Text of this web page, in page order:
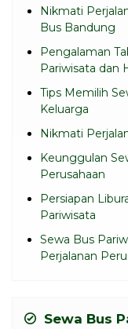
Nikmati
Bus Bandung
Pengalaman
Pariwisata dan
Tips Memilih
Keluarga
Nikmati
Keunggulan
Perusahaan
Persiapan
Pariwisata
Sewa Bus
Perjalanan
Sewa Bus